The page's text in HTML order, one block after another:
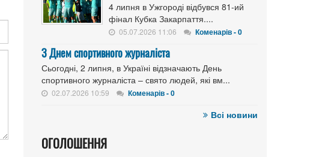
4 липня в Ужгороді відбувся 81-ий
фінал Кубка Закарпаття....
05.07.2026 11:06 Коменарів - 0
З Днем спортивного журналіста
Сьогодні, 2 липня, в Україні відзначають День
спортивного журналіста – свято людей, які вм...
02.07.2026 10:59 Коменарів - 0
Всі новини
ОГОЛОШЕННЯ